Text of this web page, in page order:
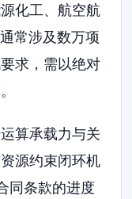
化工、航空航
常涉及数万项
求，需以绝对
算承载力与关
源约束闭环机
同条款的进度